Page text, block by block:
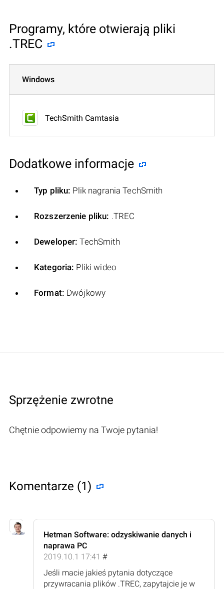
Programy, które otwierają pliki
.TREC
Windows
TechSmith Camtasia
Dodatkowe informacje
Typ pliku: Plik nagrania TechSmith
Rozszerzenie pliku: .TREC
Deweloper: TechSmith
Kategoria: Pliki wideo
Format: Dwójkowy
Sprzężenie zwrotne
Chętnie odpowiemy na Twoje pytania!
Komentarze (1)
Hetman Software: odzyskiwanie danych i
naprawa PC
2019.10.1 17:41 #
Jeśli macie jakieś pytania dotyczące
przywracania plików .TREC, zapytajcie je w